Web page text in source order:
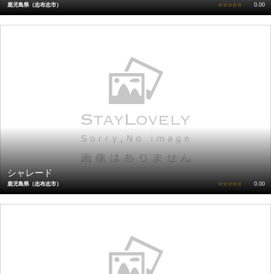
鹿児島県（志布志市） ☆☆☆☆☆ 0.00
シャレード
鹿児島県（志布志市） ☆☆☆☆☆ 0.00